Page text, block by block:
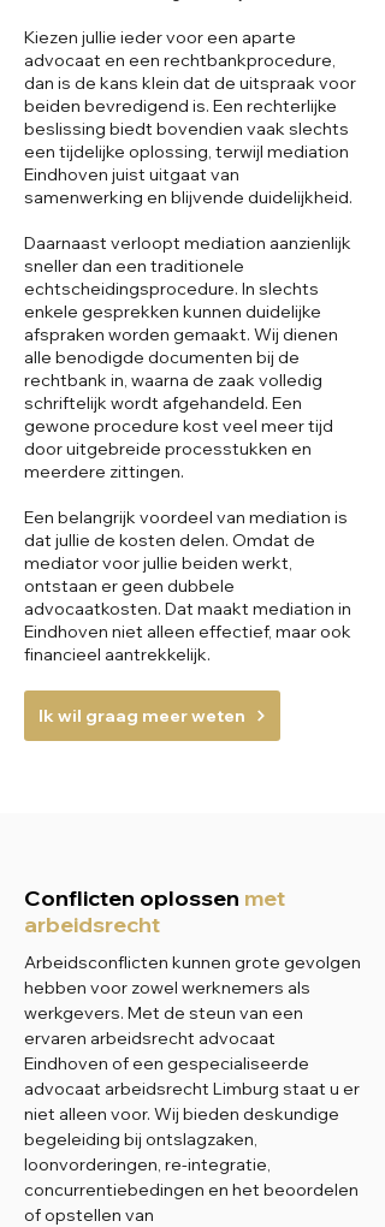
Kiezen jullie ieder voor een aparte
advocaat en een rechtbankprocedure,
dan is de kans klein dat de uitspraak voor
beiden bevredigend is. Een rechterlijke
beslissing biedt bovendien vaak slechts
een tijdelijke oplossing, terwijl mediation
Eindhoven juist uitgaat van
samenwerking en blijvende duidelijkheid.
Daarnaast verloopt mediation aanzienlijk
sneller dan een traditionele
echtscheidingsprocedure. In slechts
enkele gesprekken kunnen duidelijke
afspraken worden gemaakt. Wij dienen
alle benodigde documenten bij de
rechtbank in, waarna de zaak volledig
schriftelijk wordt afgehandeld. Een
gewone procedure kost veel meer tijd
door uitgebreide processtukken en
meerdere zittingen.
Een belangrijk voordeel van mediation is
dat jullie de kosten delen. Omdat de
mediator voor jullie beiden werkt,
ontstaan er geen dubbele
advocaatkosten. Dat maakt mediation in
Eindhoven niet alleen effectief, maar ook
financieel aantrekkelijk.
Ik wil graag meer weten
Conflicten oplossen met
arbeidsrecht
Arbeidsconflicten kunnen grote gevolgen
hebben voor zowel werknemers als
werkgevers. Met de steun van een
ervaren arbeidsrecht advocaat
Eindhoven of een gespecialiseerde
advocaat arbeidsrecht Limburg staat u er
niet alleen voor. Wij bieden deskundige
begeleiding bij ontslagzaken,
loonvorderingen, re-integratie,
concurrentiebedingen en het beoordelen
of opstellen van